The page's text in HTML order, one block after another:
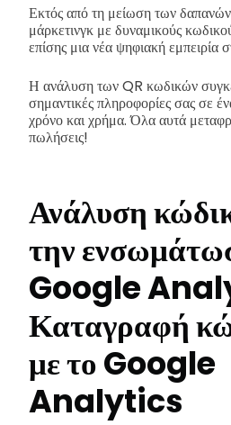
Εκτός από τη μείωση των δαπανών
μάρκετινγκ με δυναμικούς
επίσης μια νέα ψηφιακή εμπειρία
Η ανάλυση των QR κωδικών
σημαντικές πληροφορίες σας σε
χρόνο και χρήμα. Όλα αυτά
πωλήσεις!
Ανάλυση
την
Google
Καταγραφή
με το Google
Analytics